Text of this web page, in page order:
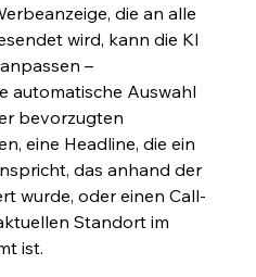
die an alle
wird, kann die KI
–
automatische Auswahl
bevorzugten
eine Headline, die ein
das anhand der
wurde, oder einen Call-
Standort im
ist.